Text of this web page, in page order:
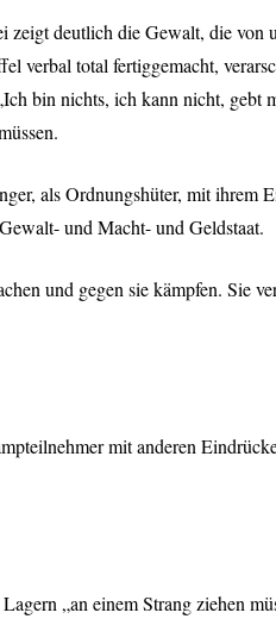
deutlich die Gewalt, die von
verbal total fertiggemacht,
bin nichts, ich kann nicht, gebt
als Ordnungshüter, mit ihrem
und Macht- und Geldstaat.
und gegen sie kämpfen. Sie
mit anderen
„an einem Strang ziehen